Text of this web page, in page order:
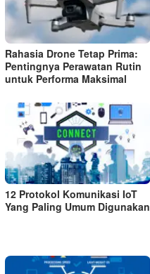
Rahasia Drone Tetap Prima:
Pentingnya Perawatan Rutin
untuk Performa Maksimal
12 Protokol Komunikasi IoT
Yang Paling Umum Digunakan